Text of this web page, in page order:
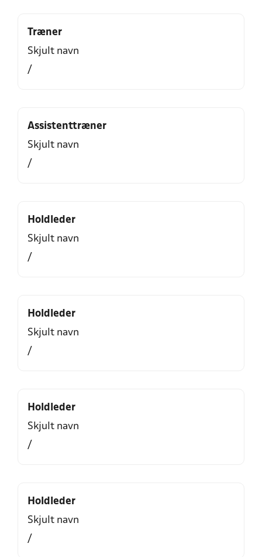
Træner
Skjult navn
/
Assistenttræner
Skjult navn
/
Holdleder
Skjult navn
/
Holdleder
Skjult navn
/
Holdleder
Skjult navn
/
Holdleder
Skjult navn
/